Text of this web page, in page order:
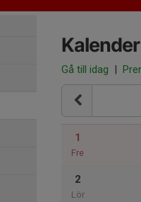
Kalender
Gå till idag |
1
Fre
2
Lör